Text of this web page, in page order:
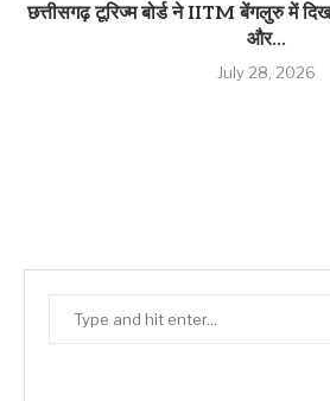
छत्तीसगढ़ टूरिज्म बोर्ड ने IITM बेंगलुरु में
और...
July 28, 2026